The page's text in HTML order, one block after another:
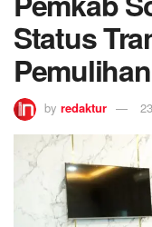
Status
by redaktur